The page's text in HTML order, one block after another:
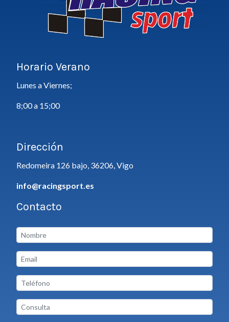
Horario Verano
Lunes a Viernes;
8;00 a 15;00
Dirección
Redomeira 126 bajo, 36206, Vigo
info@racingsport.es
Contacto